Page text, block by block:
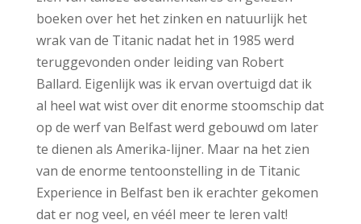
boeken over het het zinken en natuurlijk het
wrak van de Titanic nadat het in 1985 werd
teruggevonden onder leiding van Robert
Ballard. Eigenlijk was ik ervan overtuigd dat ik
al heel wat wist over dit enorme stoomschip dat
op de werf van Belfast werd gebouwd om later
te dienen als Amerika-lijner. Maar na het zien
van de enorme tentoonstelling in de Titanic
Experience in Belfast ben ik erachter gekomen
dat er nog veel, en véél meer te leren valt!